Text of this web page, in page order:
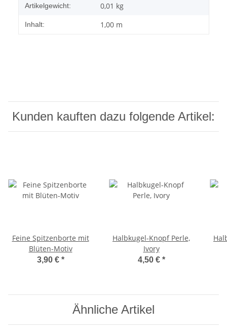
Artikelgewicht: 0,01 kg
Inhalt: 1,00 m
Kunden kauften dazu folgende Artikel:
Feine Spitzenborte mit
Blüten-Motiv
3,90 € *
Halbkugel-Knopf Perle,
Ivory
4,50 € *
Ähnliche Artikel